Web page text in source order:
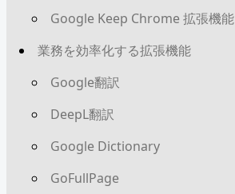
Google Keep Chrome 拡張機能
業務を効率化する拡張機能
Google翻訳
DeepL翻訳
Google Dictionary
GoFullPage